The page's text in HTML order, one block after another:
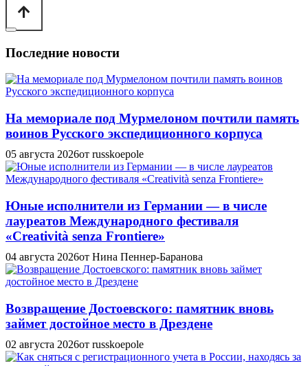
Последние новости
На мемориале под Мурмелоном почтили память
воинов Русского экспедиционного корпуса
05 августа 2026от russkoepole
Юные исполнители из Германии — в числе
лауреатов Международного фестиваля
«Creatività senza Frontiere»
04 августа 2026от Нина Пеннер-Баранова
Возвращение Достоевского: памятник вновь
займет достойное место в Дрездене
02 августа 2026от russkoepole